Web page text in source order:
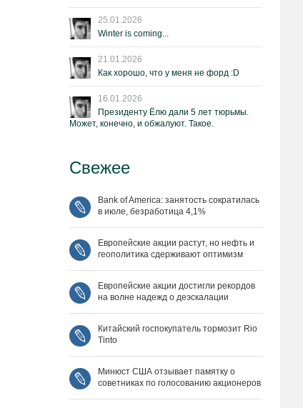
25.01.2026
Winter is coming...
21.01.2026
Как хорошо, что у меня не форд :D
16.01.2026
Президенту Ёлю дали 5 лет тюрьмы.
Может, конечно, и обжалуют. Такое.
Свежее
Bank of America: занятость сократилась
в июле, безработица 4,1%
Европейские акции растут, но нефть и
геополитика сдерживают оптимизм
Европейские акции достигли рекордов
на волне надежд о деэскалации
Китайский госпокупатель тормозит Rio
Tinto
Минюст США отзывает памятку о
советниках по голосованию акционеров